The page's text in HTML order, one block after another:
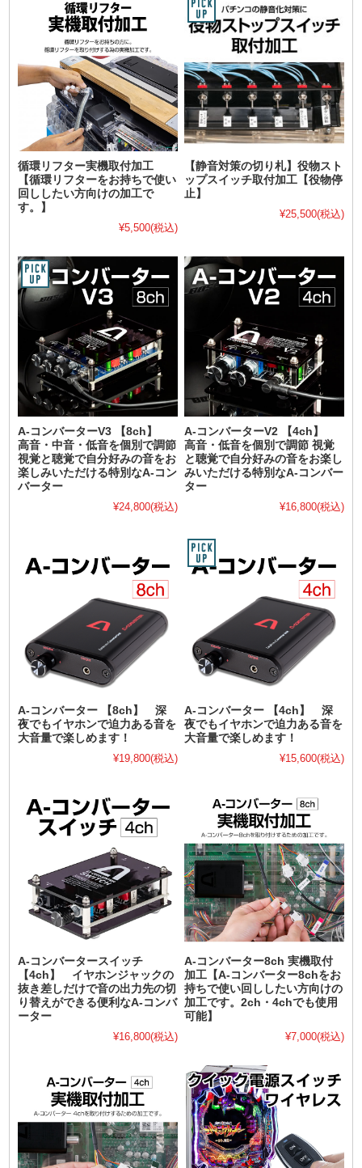
循環リフター実機取付加工
【循環リフターをお持ちで使い
回ししたい方向けの加工で
す。】
¥5,500(税込)
【静音対策の切り札】役物スト
ップスイッチ取付加工【役物停
止】
¥25,500(税込)
A-コンバーターV3 【8ch】
高音・中音・低音を個別で調節
視覚と聴覚で自分好みの音をお
楽しみいただける特別なA-コン
バーター
¥24,800(税込)
A-コンバーターV2 【4ch】
高音・低音を個別で調節 視覚
と聴覚で自分好みの音をお楽し
みいただける特別なA-コンバー
ター
¥16,800(税込)
A-コンバーター 【8ch】 深
夜でもイヤホンで迫力ある音を
大音量で楽しめます！
¥19,800(税込)
A-コンバーター 【4ch】 深
夜でもイヤホンで迫力ある音を
大音量で楽しめます！
¥15,600(税込)
A-コンバータースイッチ
【4ch】 イヤホンジャックの
抜き差しだけで音の出力先の切
り替えができる便利なA-コンバ
ーター
¥16,800(税込)
A-コンバーター8ch 実機取付
加工【A-コンバーター8chをお
持ちで使い回ししたい方向けの
加工です。2ch・4chでも使用
可能】
¥7,000(税込)